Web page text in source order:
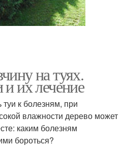
на туях.
и их лечение
к болезням, при
влажности дерево может
каким болезням
бороться?